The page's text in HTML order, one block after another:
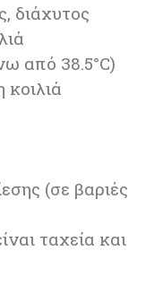
διάχυτος
από 38.5°C)
κοιλιά
(σε βαριές
ταχεία και